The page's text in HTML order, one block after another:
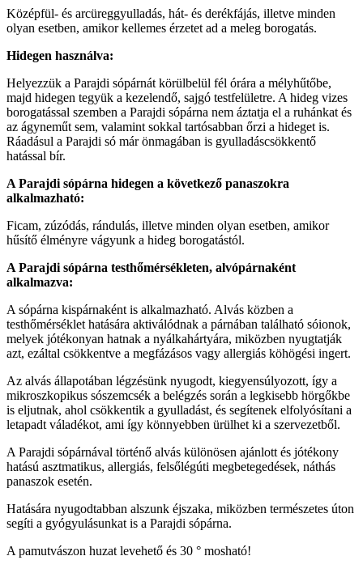
Középfül- és arcüreggyulladás, hát- és derékfájás, illetve minden
olyan esetben, amikor kellemes érzetet ad a meleg borogatás.
Hidegen használva:
Helyezzük a Parajdi sópárnát körülbelül fél órára a mélyhűtőbe,
majd hidegen tegyük a kezelendő, sajgó testfelületre. A hideg vizes
borogatással szemben a Parajdi sópárna nem áztatja el a ruhánkat és
az ágyneműt sem, valamint sokkal tartósabban őrzi a hideget is.
Ráadásul a Parajdi só már önmagában is gyulladáscsökkentő
hatással bír.
A Parajdi sópárna hidegen a következő panaszokra
alkalmazható:
Ficam, zúzódás, rándulás, illetve minden olyan esetben, amikor
hűsítő élményre vágyunk a hideg borogatástól.
A Parajdi sópárna testhőmérsékleten, alvópárnaként
alkalmazva:
A sópárna kispárnaként is alkalmazható. Alvás közben a
testhőmérséklet hatására aktiválódnak a párnában található sóionok,
melyek jótékonyan hatnak a nyálkahártyára, miközben nyugtatják
azt, ezáltal csökkentve a megfázásos vagy allergiás köhögési ingert.
Az alvás állapotában légzésünk nyugodt, kiegyensúlyozott, így a
mikroszkopikus sószemcsék a belégzés során a legkisebb hörgőkbe
is eljutnak, ahol csökkentik a gyulladást, és segítenek elfolyósítani a
letapadt váladékot, ami így könnyebben ürülhet ki a szervezetből.
A Parajdi sópárnával történő alvás különösen ajánlott és jótékony
hatású asztmatikus, allergiás, felsőlégúti megbetegedések, náthás
panaszok esetén.
Hatására nyugodtabban alszunk éjszaka, miközben természetes úton
segíti a gyógyulásunkat is a Parajdi sópárna.
A pamutvászon huzat levehető és 30 ° mosható!